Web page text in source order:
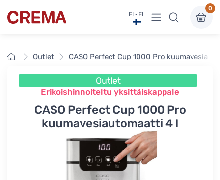
Crema FI · FI Näytä valikko
0
EtusivuOutlet CASO Perfect Cup 1000 Pro
Outlet
Erikoishinnoiteltu yksittäiskappale
CASO Perfect Cup 1000 Pro
kuumavesiautomaatti 4 l